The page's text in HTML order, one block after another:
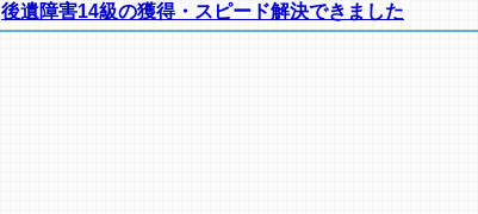
後遺障害14級の獲得・スピード解決できました